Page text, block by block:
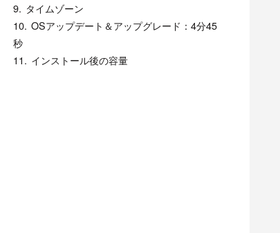
タイムゾーン
OSアップデート＆アップグレード：4分45
秒
インストール後の容量